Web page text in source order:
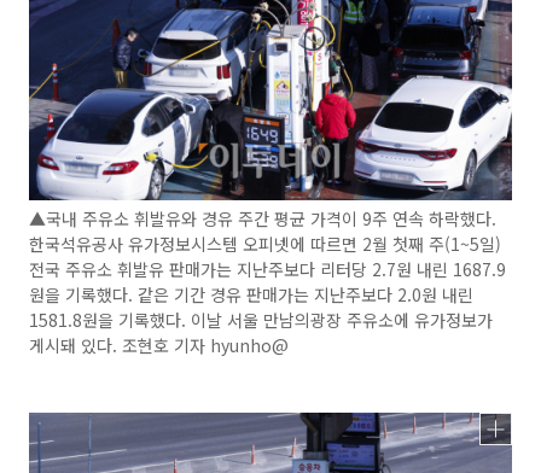
▲국내 주유소 휘발유와 경유 주간 평균 가격이 9주 연속 하락했다.
한국석유공사 유가정보시스템 오피넷에 따르면 2월 첫째 주(1~5일)
전국 주유소 휘발유 판매가는 지난주보다 리터당 2.7원 내린 1687.9
원을 기록했다. 같은 기간 경유 판매가는 지난주보다 2.0원 내린
1581.8원을 기록했다. 이날 서울 만남의광장 주유소에 유가정보가
게시돼 있다. 조현호 기자 hyunho@